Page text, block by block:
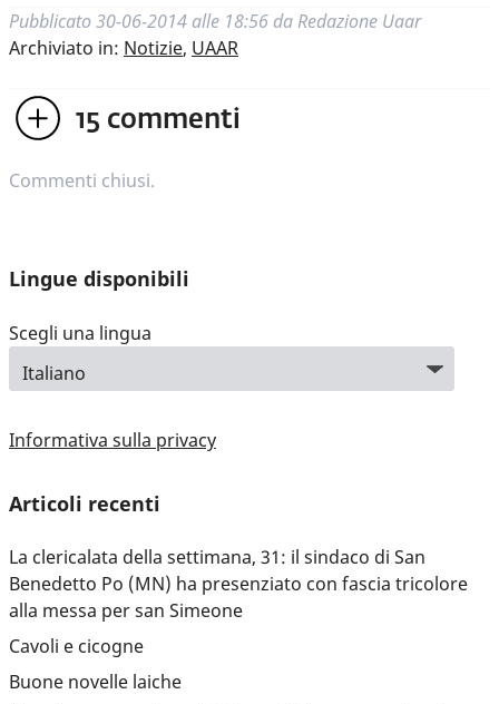
Pubblicato 30-06-2014 alle 18:56 da Redazione Uaar
Archiviato in: Notizie, UAAR
15 commenti
Commenti chiusi.
Lingue disponibili
Scegli una lingua
Informativa sulla privacy
Articoli recenti
La clericalata della settimana, 31: il sindaco di San
Benedetto Po (MN) ha presenziato con fascia tricolore
alla messa per san Simeone
Cavoli e cicogne
Buone novelle laiche